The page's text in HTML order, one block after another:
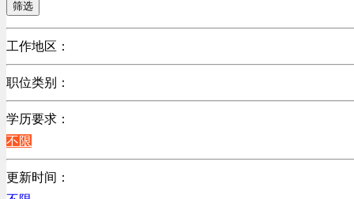
筛选
工作地区：
不限
职位类别：
不限
机械制造/仪器仪表类
计算机硬件类
销售管理类
计算机软件类
学历要求：
不限
更新时间：